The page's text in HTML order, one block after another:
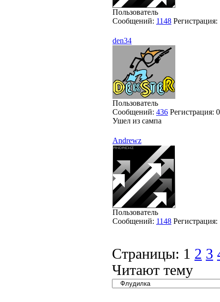
Пользователь
Сообщений: 1148 Регистрация:
den34
Пользователь
Сообщений: 436 Регистрация:
Ушел из сампа
Andrewz
Пользователь
Сообщений: 1148 Регистрация:
Страницы: 1 2 3
Читают тему